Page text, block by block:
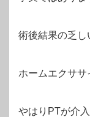
術後結果の乏し
ホームエクササ
やはりPTが介